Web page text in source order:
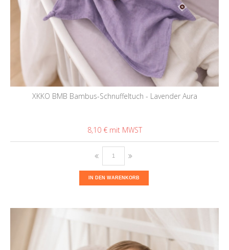
XKKO BMB Bambus-Schnuffeltuch - Lavender Aura
8,10 €
IN DEN WARENKORB